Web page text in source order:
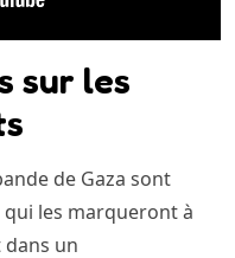
sur les
de Gaza sont
les marqueront à
dans un